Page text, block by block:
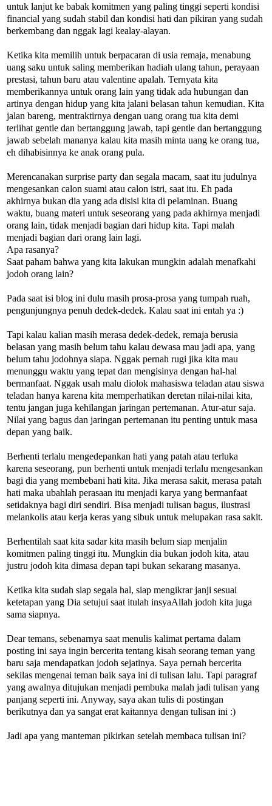
untuk lanjut ke babak komitmen yang paling tinggi seperti kondisi
financial yang sudah stabil dan kondisi hati dan pikiran yang sudah
berkembang dan nggak lagi kealay-alayan.
Ketika kita memilih untuk berpacaran di usia remaja, menabung
uang saku untuk saling memberikan hadiah ulang tahun, perayaan
prestasi, tahun baru atau valentine apalah. Ternyata kita
memberikannya untuk orang lain yang tidak ada hubungan dan
artinya dengan hidup yang kita jalani belasan tahun kemudian. Kita
jalan bareng, mentraktirnya dengan uang orang tua kita demi
terlihat gentle dan bertanggung jawab, tapi gentle dan bertanggung
jawab sebelah mananya kalau kita masih minta uang ke orang tua,
eh dihabisinnya ke anak orang pula.
Merencanakan surprise party dan segala macam, saat itu judulnya
mengesankan calon suami atau calon istri, saat itu. Eh pada
akhirnya bukan dia yang ada disisi kita di pelaminan. Buang
waktu, buang materi untuk seseorang yang pada akhirnya menjadi
orang lain, tidak menjadi bagian dari hidup kita. Tapi malah
menjadi bagian dari orang lain lagi.
Apa rasanya?
Saat paham bahwa yang kita lakukan mungkin adalah menafkahi
jodoh orang lain?
Pada saat isi blog ini dulu masih prosa-prosa yang tumpah ruah,
pengunjungnya penuh dedek-dedek. Kalau saat ini entah ya :)
Tapi kalau kalian masih merasa dedek-dedek, remaja berusia
belasan yang masih belum tahu kalau dewasa mau jadi apa, yang
belum tahu jodohnya siapa. Nggak pernah rugi jika kita mau
menunggu waktu yang tepat dan mengisinya dengan hal-hal
bermanfaat. Nggak usah malu diolok mahasiswa teladan atau siswa
teladan hanya karena kita memperhatikan deretan nilai-nilai kita,
tentu jangan juga kehilangan jaringan pertemanan. Atur-atur saja.
Nilai yang bagus dan jaringan pertemanan itu penting untuk masa
depan yang baik.
Berhenti terlalu mengedepankan hati yang patah atau terluka
karena seseorang, pun berhenti untuk menjadi terlalu mengesankan
bagi dia yang membebani hati kita. Jika merasa sakit, merasa patah
hati maka ubahlah perasaan itu menjadi karya yang bermanfaat
setidaknya bagi diri sendiri. Bisa menjadi tulisan bagus, ilustrasi
melankolis atau kerja keras yang sibuk untuk melupakan rasa sakit.
Berhentilah saat kita sadar kita masih belum siap menjalin
komitmen paling tinggi itu. Mungkin dia bukan jodoh kita, atau
justru jodoh kita dimasa depan tapi bukan sekarang masanya.
Ketika kita sudah siap segala hal, siap mengikrar janji sesuai
ketetapan yang Dia setujui saat itulah insyaAllah jodoh kita juga
sama siapnya.
Dear temans, sebenarnya saat menulis kalimat pertama dalam
posting ini saya ingin bercerita tentang kisah seorang teman yang
baru saja mendapatkan jodoh sejatinya. Saya pernah bercerita
sekilas mengenai teman baik saya ini di tulisan lalu. Tapi paragraf
yang awalnya ditujukan menjadi pembuka malah jadi tulisan yang
panjang seperti ini. Anyway, saya akan tulis di postingan
berikutnya dan ya sangat erat kaitannya dengan tulisan ini :)
Jadi apa yang manteman pikirkan setelah membaca tulisan ini?